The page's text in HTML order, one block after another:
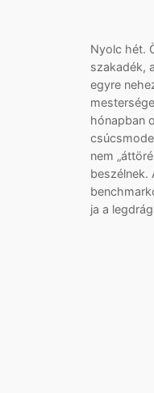
Nyolc hét.
szakadék,
egyre
hónapban
nem
beszélnek.
ja a